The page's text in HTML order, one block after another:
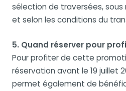
sélection de traversées,
et selon les conditions du
5. Quand réserver pour
Pour profiter de cette
réservation avant le 19 juillet
permet également de